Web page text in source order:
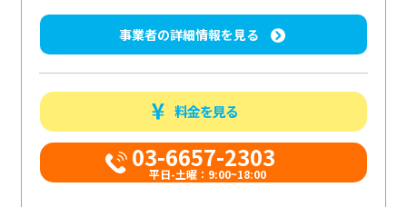
事業者の詳細情報を見る
料金を見る
03-6657-2303
平日-土曜：9:00~18:00